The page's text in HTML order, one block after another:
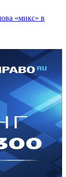
«микс» в